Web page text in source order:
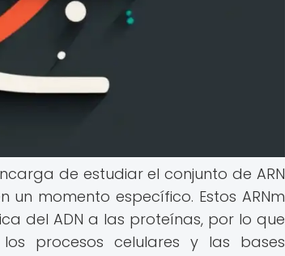
de estudiar el conjunto de ARN
un momento específico. Estos ARNm
del ADN a las proteínas, por lo que
procesos celulares y las bases